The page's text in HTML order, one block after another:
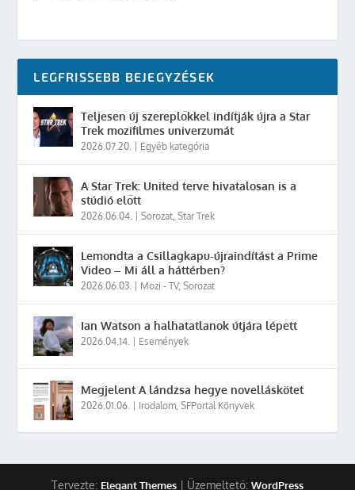
LEGFRISSEBB BEJEGYZÉSEK
Teljesen új szereplőkkel indítják újra a Star
Trek mozifilmes univerzumát
2026.07.20. Egyéb kategória
A Star Trek: United terve hivatalosan is a
stúdió előtt
2026.06.04. |Sorozat,Star Trek
Lemondta a Csillagkapu-újraindítást a Prime
Video – Mi áll a háttérben?
2026.06.03. Mozi - TV,Sorozat
Ian Watson a halhatatlanok útjára lépett
2026.04.14. Események
Megjelent A lándzsa hegye novelláskötet
2026.01.06. Irodalom,SFPortal Könyvek
Tervezte: Elegant Themes | Üzemeltető: WordPress